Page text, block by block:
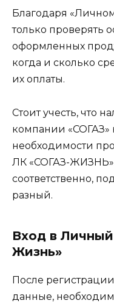
Благодаря
только проверять
оформленных
когда и сколько
их оплаты.
Стоит учесть, что
компании «СОГАЗ»
необходимости
ЛК «СОГАЗ-
соответственно,
разный.
Вход в
Жизнь»
После
данные,